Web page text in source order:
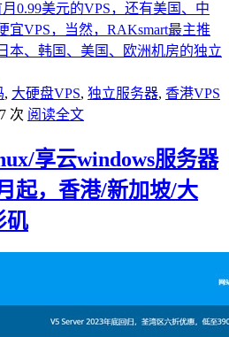
0.99美元的VPS，还有美国、中
宜VPS，当然，RAKsmart最主推
本、韩国、美国、欧洲机房的独立
, 大硬盘VPS, 独立服务器, 香港VPS
次 阅读全文
享云windows服务器
起，香港/新加坡/大
矶